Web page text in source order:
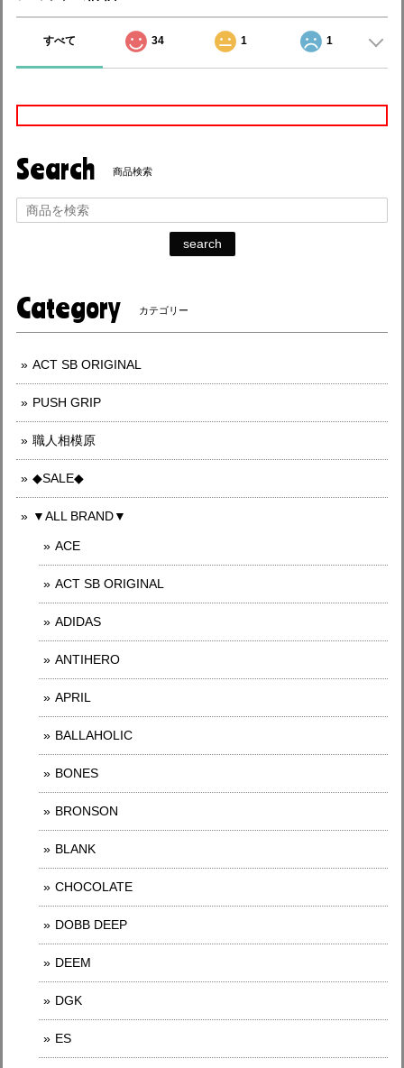
すべて 34 1 1
Search 商品検索
search
Category カテゴリー
ACT SB ORIGINAL
PUSH GRIP
職人相模原
◆SALE◆
▼ALL BRAND▼
ACE
ACT SB ORIGINAL
ADIDAS
ANTIHERO
APRIL
BALLAHOLIC
BONES
BRONSON
BLANK
CHOCOLATE
DOBB DEEP
DEEM
DGK
ES